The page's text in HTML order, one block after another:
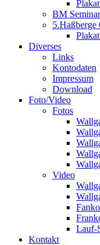
BM
5.Haßberge
Diverses
Links
Kontodaten
Impressum
Download
Foto/Video
Fotos
Video
Lauf-
Kontakt